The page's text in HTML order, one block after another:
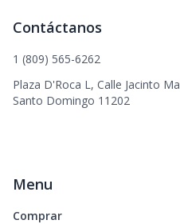
Contáctanos
1 (809) 565-6262
Plaza D'Roca L, Calle Jacinto
Santo Domingo 11202
Menu
Comprar